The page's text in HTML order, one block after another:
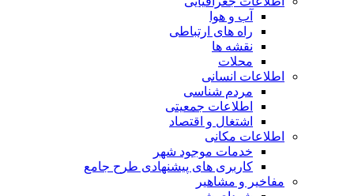
آب و هوا
راه های ارتباطی
نقشه ها
محلات
اطلاعات انسانی
مردم شناسی
اطلاعات جمعیتی
اشتغال و اقتصاد
اطلاعات مکانی
خدمات موجود شهر
کاربری های پیشنهادی طرح جامع
مفاخیر و مشاهیر